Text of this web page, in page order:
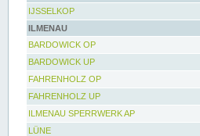
IJSSELKOP
ILMENAU
BARDOWICK OP
BARDOWICK UP
FAHRENHOLZ OP
FAHRENHOLZ UP
ILMENAU SPERRWERK AP
LÜNE